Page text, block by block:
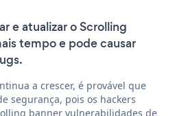
e atualizar o Scrolling
tempo e pode causar
a crescer, é provável que
segurança, pois os hackers
banner vulnerabilidades de